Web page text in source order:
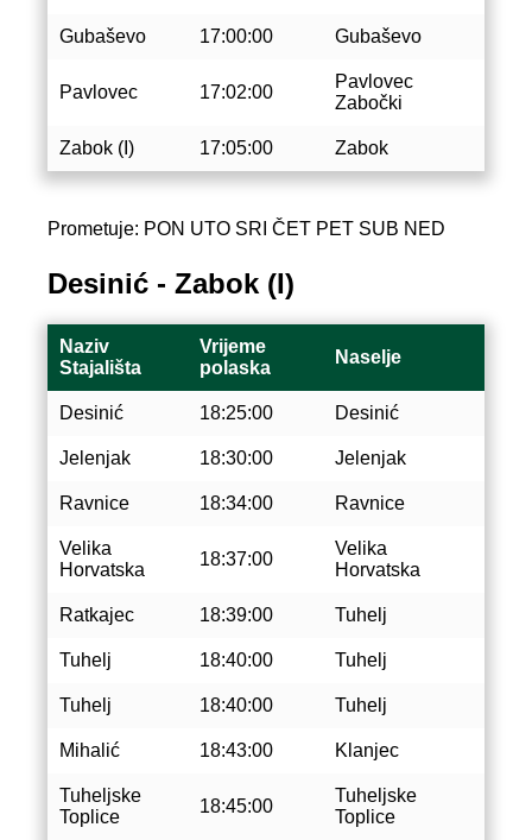
Gubaševo 17:00:00 Gubaševo
Pavlovec 17:02:00
Pavlovec
Zabočki
Zabok (I) 17:05:00 Zabok
Prometuje: PON UTO SRI ČET PET SUB NED
Desinić - Zabok (I)
Naziv
Stajališta
Vrijeme
polaska
Naselje
Desinić 18:25:00 Desinić
Jelenjak 18:30:00 Jelenjak
Ravnice 18:34:00 Ravnice
Velika
Horvatska
18:37:00
Velika
Horvatska
Ratkajec 18:39:00 Tuhelj
Tuhelj 18:40:00 Tuhelj
Tuhelj 18:40:00 Tuhelj
Mihalić 18:43:00 Klanjec
Tuheljske
Toplice
18:45:00
Tuheljske
Toplice